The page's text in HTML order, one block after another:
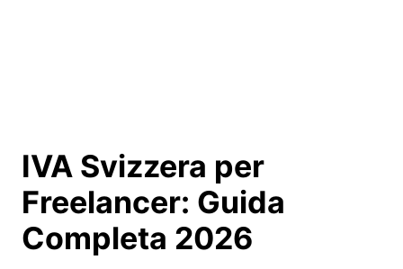
IVA Svizzera per
Freelancer: Guida
Completa 2026